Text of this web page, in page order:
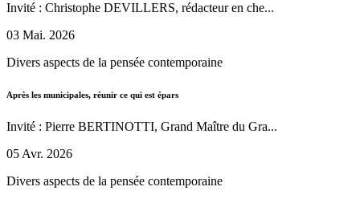
Invité : Christophe DEVILLERS, rédacteur en che...
03 Mai. 2026
Divers aspects de la pensée contemporaine
Après les municipales, réunir ce qui est épars
Invité : Pierre BERTINOTTI, Grand Maître du Gra...
05 Avr. 2026
Divers aspects de la pensée contemporaine